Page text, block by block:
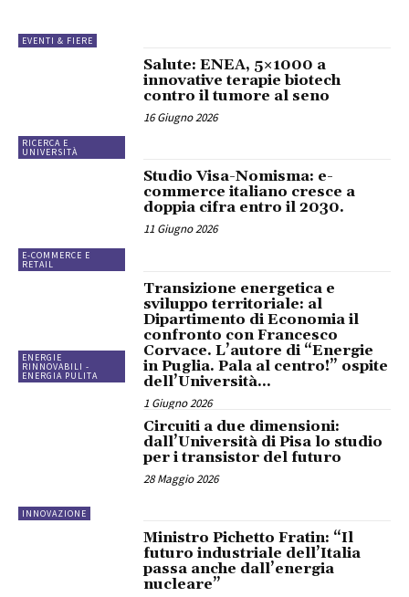
EVENTI & FIERE
RICERCA E
UNIVERSITÀ
Salute: ENEA, 5×1000 a
innovative terapie biotech
contro il tumore al seno
16 Giugno 2026
E-COMMERCE E
RETAIL
Studio Visa-Nomisma: e-
commerce italiano cresce a
doppia cifra entro il 2030.
11 Giugno 2026
ENERGIE
RINNOVABILI -
ENERGIA PULITA
Transizione energetica e
sviluppo territoriale: al
Dipartimento di Economia il
confronto con Francesco
Corvace. L’autore di “Energie
in Puglia. Pala al centro!” ospite
dell’Università...
1 Giugno 2026
INNOVAZIONE
Circuiti a due dimensioni:
dall’Università di Pisa lo studio
per i transistor del futuro
28 Maggio 2026
Ministro Pichetto Fratin: “Il
futuro industriale dell’Italia
passa anche dall’energia
nucleare”